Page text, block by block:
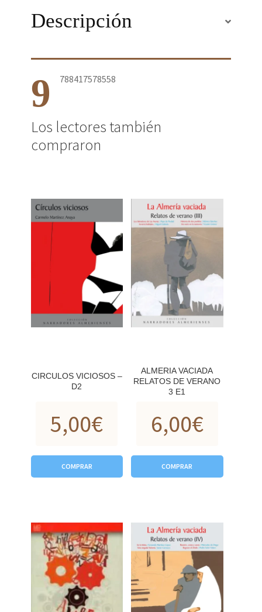
Descripción
9 788417578558
Los lectores también
compraron
CIRCULOS VICIOSOS –
D2
5,00€
COMPRAR
ALMERIA VACIADA
RELATOS DE VERANO
3 E1
6,00€
COMPRAR